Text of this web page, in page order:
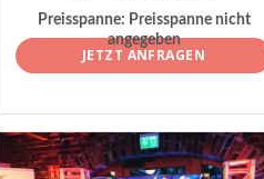
Preisspanne: Preisspanne nicht
angegeben
JETZT ANFRAGEN